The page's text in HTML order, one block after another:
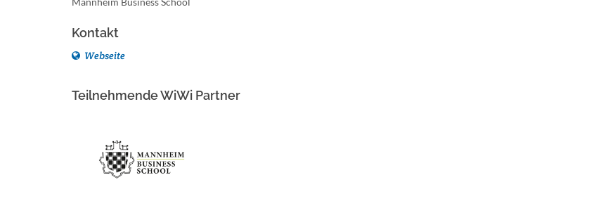
Kontakt
Webseite
Teilnehmende WiWi Partner